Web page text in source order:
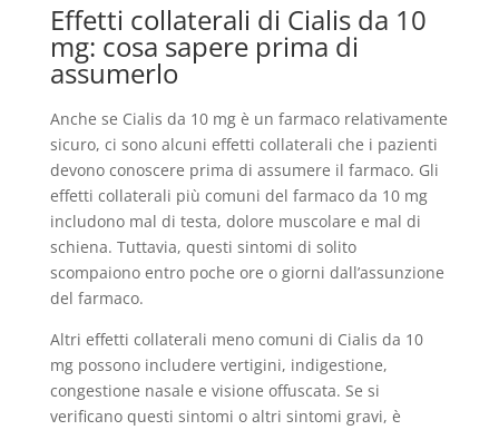
Effetti collaterali di Cialis da 10
mg: cosa sapere prima di
assumerlo
Anche se Cialis da 10 mg è un farmaco relativamente
sicuro, ci sono alcuni effetti collaterali che i pazienti
devono conoscere prima di assumere il farmaco. Gli
effetti collaterali più comuni del farmaco da 10 mg
includono mal di testa, dolore muscolare e mal di
schiena. Tuttavia, questi sintomi di solito
scompaiono entro poche ore o giorni dall’assunzione
del farmaco.
Altri effetti collaterali meno comuni di Cialis da 10
mg possono includere vertigini, indigestione,
congestione nasale e visione offuscata. Se si
verificano questi sintomi o altri sintomi gravi, è